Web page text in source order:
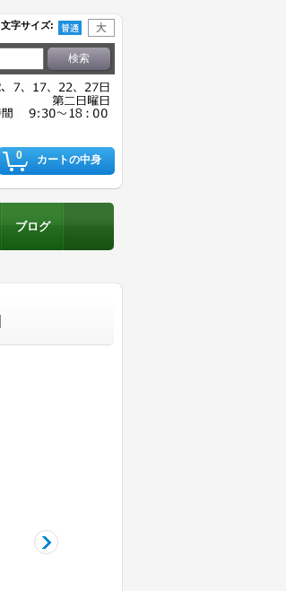
文字サイズ:
0 カートの中身
ブログ